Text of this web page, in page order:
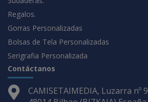
Regalos.
Gorras Personalizadas
Bolsas de Tela Personalizadas
Serigrafia Personalizada
Contáctanos
CAMISETAIMEDIA, Luzarra nº 9